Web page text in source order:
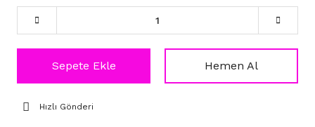
Sepete Ekle Hemen Al
Hızlı Gönderi